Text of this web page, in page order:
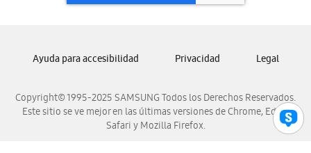
Samsung Panamá
Samsung Venezuela
Copyright© 1995-2025 SAMSUNG Todos los Derechos Reservados.
Este sitio se ve mejor en las últimas versiones de Chrome, Edge,
Safari y Mozilla Firefox.
Ayuda para accesibilidad Privacidad Legal